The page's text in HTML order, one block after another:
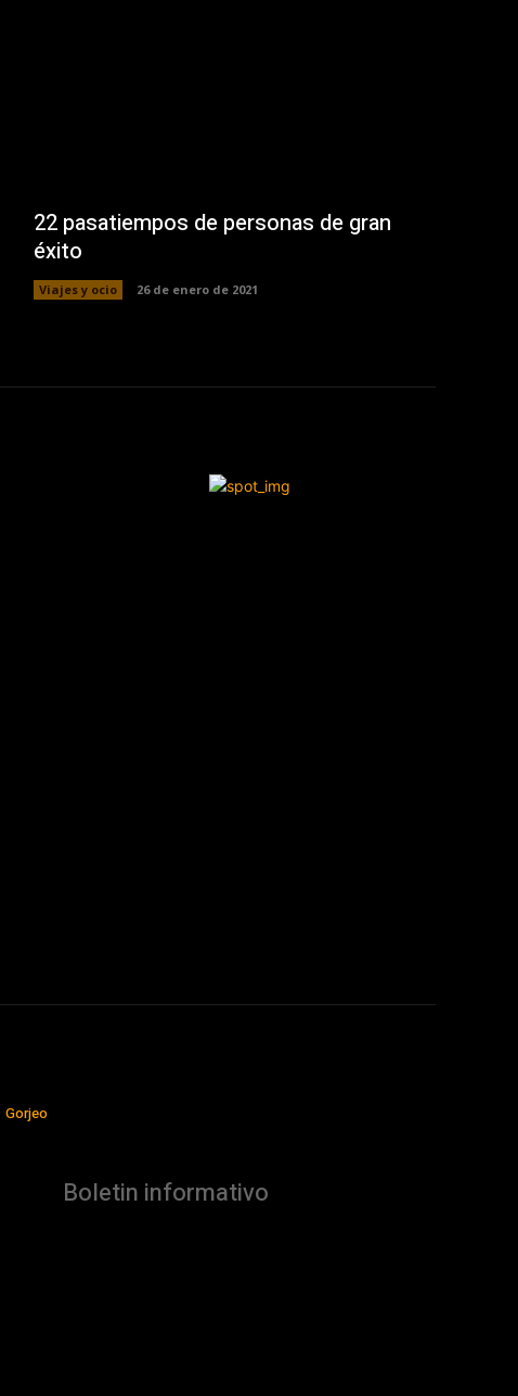
22 pasatiempos de personas de gran
éxito
Viajes y ocio 26 de enero de 2021
Gorjeo
Boletin informativo